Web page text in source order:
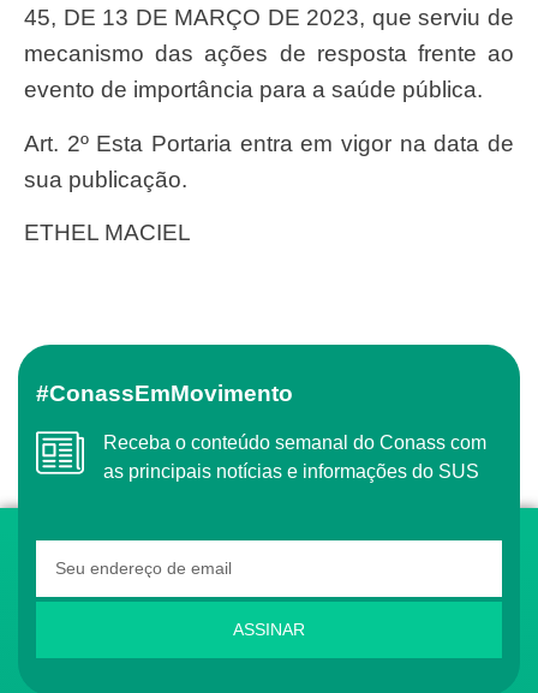
45, DE 13 DE MARÇO DE 2023, que serviu de
mecanismo das ações de resposta frente ao
evento de importância para a saúde pública.
Art. 2º Esta Portaria entra em vigor na data de
sua publicação.
ETHEL MACIEL
#ConassEmMovimento
Receba o conteúdo semanal do Conass com
as principais notícias e informações do SUS
ASSINAR